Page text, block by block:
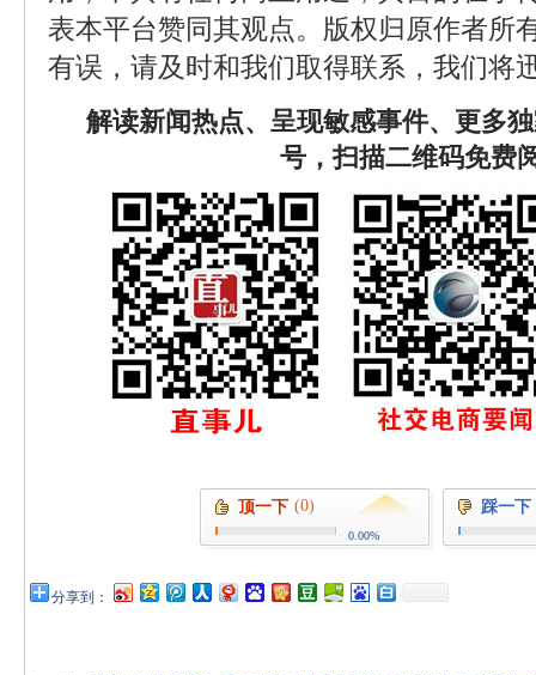
表本平台赞同其观点。版权归原作者所
有误，请及时和我们取得联系，我们将
解读新闻热点、呈现敏感事件、更多
号，扫描二维码免费
顶一下 (0)
0.00%
踩一下
分享到：